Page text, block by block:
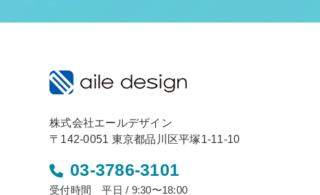
株式会社エールデザイン
〒142-0051 東京都品川区平塚1-11-10
03-3786-3101
受付時間 平日 / 9:30〜18:00